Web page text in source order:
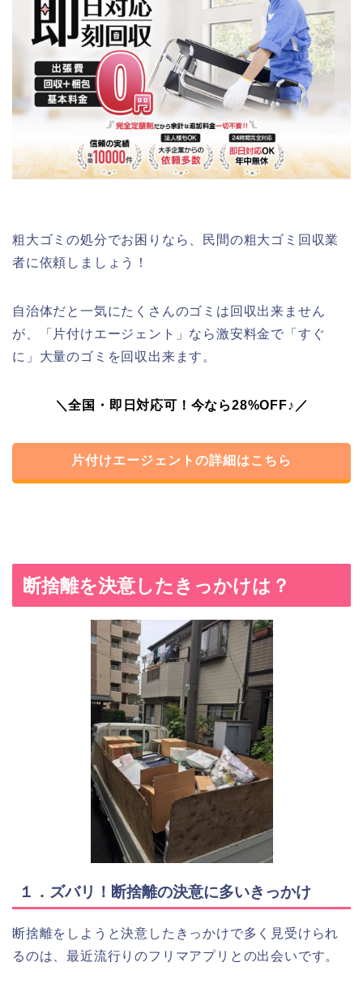
粗大ゴミの処分でお困りなら、民間の粗大ゴミ回収業
者に依頼しましょう！
自治体だと一気にたくさんのゴミは回収出来ません
が、「片付けエージェント」なら激安料金で「すぐ
に」大量のゴミを回収出来ます。
＼全国・即日対応可！今なら28%OFF♪／
片付けエージェントの詳細はこちら
断捨離を決意したきっかけは？
１．ズバリ！断捨離の決意に多いきっかけ
断捨離をしようと決意したきっかけで多く見受けられ
るのは、最近流行りのフリマアプリとの出会いです。